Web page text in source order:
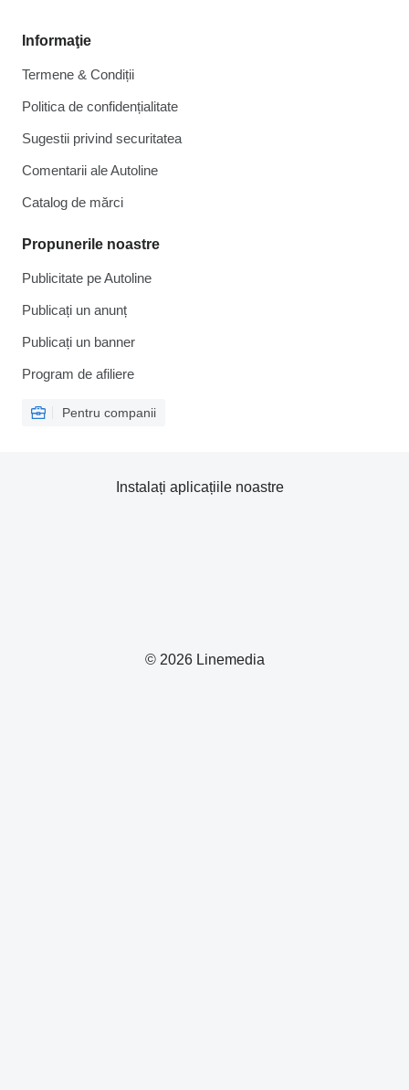
Informaţie
Termene & Condiții
Politica de confidențialitate
Sugestii privind securitatea
Comentarii ale Autoline
Catalog de mărcі
Propunerile noastre
Publicitate pe Autoline
Publicați un anunț
Publicați un banner
Program de afiliere
Pentru companii
© 2026 Linemedia
Instalați aplicațiile noastre